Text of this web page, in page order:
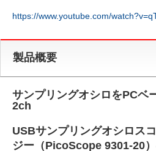
https://www.youtube.com/
製品概要
サンプリングオシロをPCベ
2ch
USBサンプリングオシロス
ジー（PicoScope 9301-20